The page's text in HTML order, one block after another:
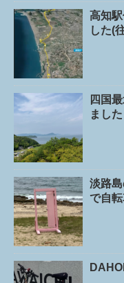
高知
した(
四国
ました
淡路
で自